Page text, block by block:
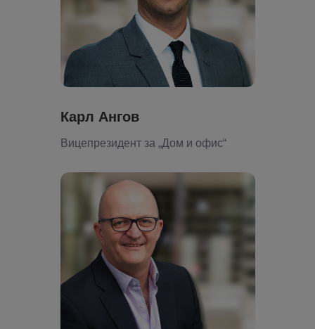
Карл Ангов
Вицепрезидент за „Дом и офис“